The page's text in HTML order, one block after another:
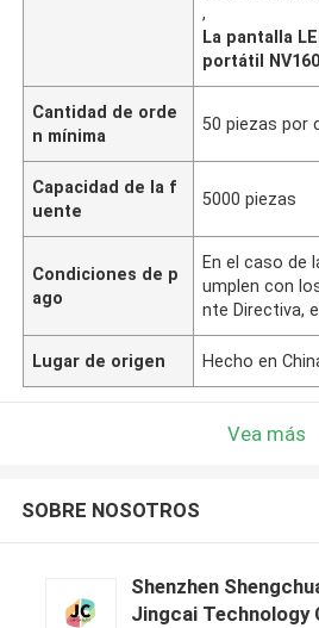
,
La pantalla
portátil
Cantidad de orde
n mínima
50 piezas por
Capacidad de la f
uente
5000 piezas
Condiciones de p
ago
En el caso de
umplen con
nte Directiva,
Lugar de origen Hecho en
Vea más
SOBRE NOSOTROS
Shenzhen
Jingcai Technology